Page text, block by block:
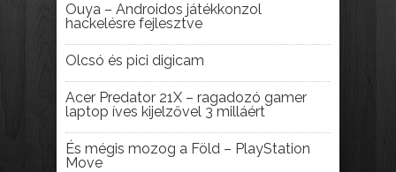
Ouya – Androidos játékkonzol
hackelésre fejlesztve
Olcsó és pici digicam
Acer Predator 21X – ragadozó gamer
laptop íves kijelzővel 3 milláért
És mégis mozog a Föld – PlayStation
Move